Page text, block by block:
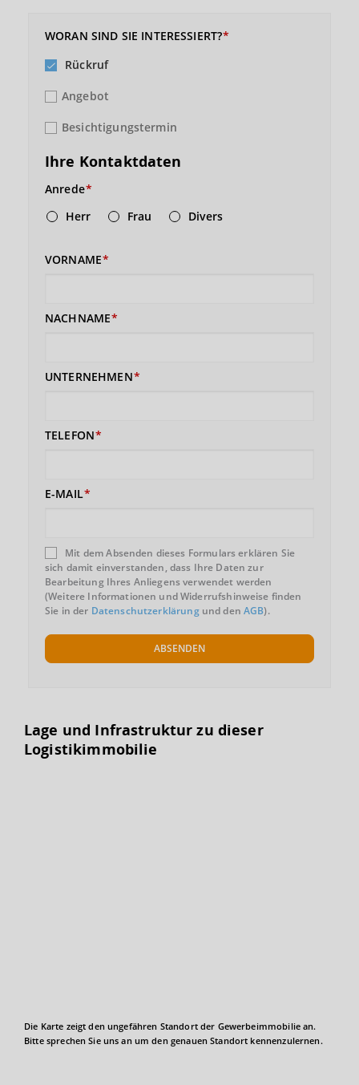
WORAN SIND SIE INTERESSIERT?
Rückruf
Angebot
Besichtigungstermin
Ihre Kontaktdaten
Anrede
Herr
Frau Divers
VORNAME
NACHNAME
UNTERNEHMEN
TELEFON
E-MAIL
Mit dem Absenden dieses Formulars erklären Sie
sich damit einverstanden, dass Ihre Daten zur
Bearbeitung Ihres Anliegens verwendet werden
(Weitere Informationen und Widerrufshinweise finden
Sie in der Datenschutzerklärungund denAGB).
ABSENDEN
Lage und Infrastruktur zu dieser
Logistikimmobilie
Die Karte zeigt den ungefähren Standort der Gewerbeimmobilie an.
Bitte sprechen Sie uns an um den genauen Standort kennenzulernen.